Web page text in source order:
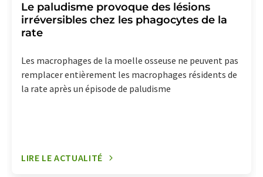
Le paludisme provoque des lésions
irréversibles chez les phagocytes de la
rate
Les macrophages de la moelle osseuse ne peuvent pas
remplacer entièrement les macrophages résidents de
la rate après un épisode de paludisme
LIRE LE ACTUALITÉ